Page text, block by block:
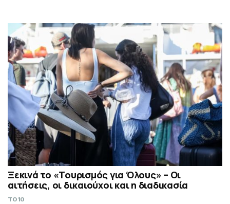
Ξεκινά το «Τουρισμός για Όλους» – Οι
αιτήσεις, οι δικαιούχοι και η διαδικασία
TO10